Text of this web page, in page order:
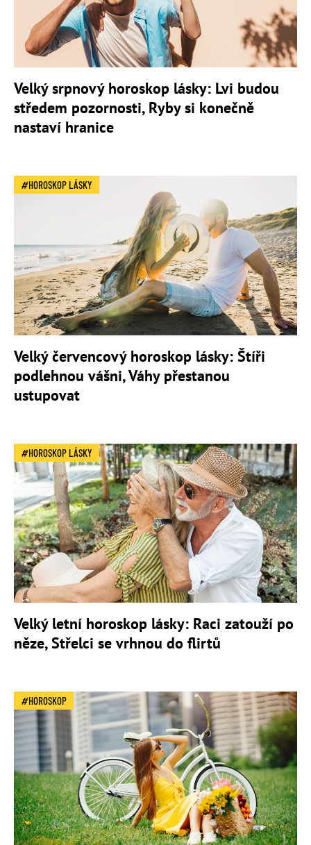
Velký srpnový horoskop lásky: Lvi budou
středem pozornosti, Ryby si konečně
nastaví hranice
HOROSKOP LÁSKY
Velký červencový horoskop lásky: Štíři
podlehnou vášni, Váhy přestanou
ustupovat
HOROSKOP LÁSKY
Velký letní horoskop lásky: Raci zatouží po
něze, Střelci se vrhnou do flirtů
HOROSKOP